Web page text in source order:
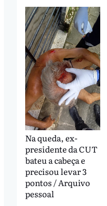
Na queda, ex-
presidente da CUT
bateu a cabeça e
precisou levar 3
pontos / Arquivo
pessoal